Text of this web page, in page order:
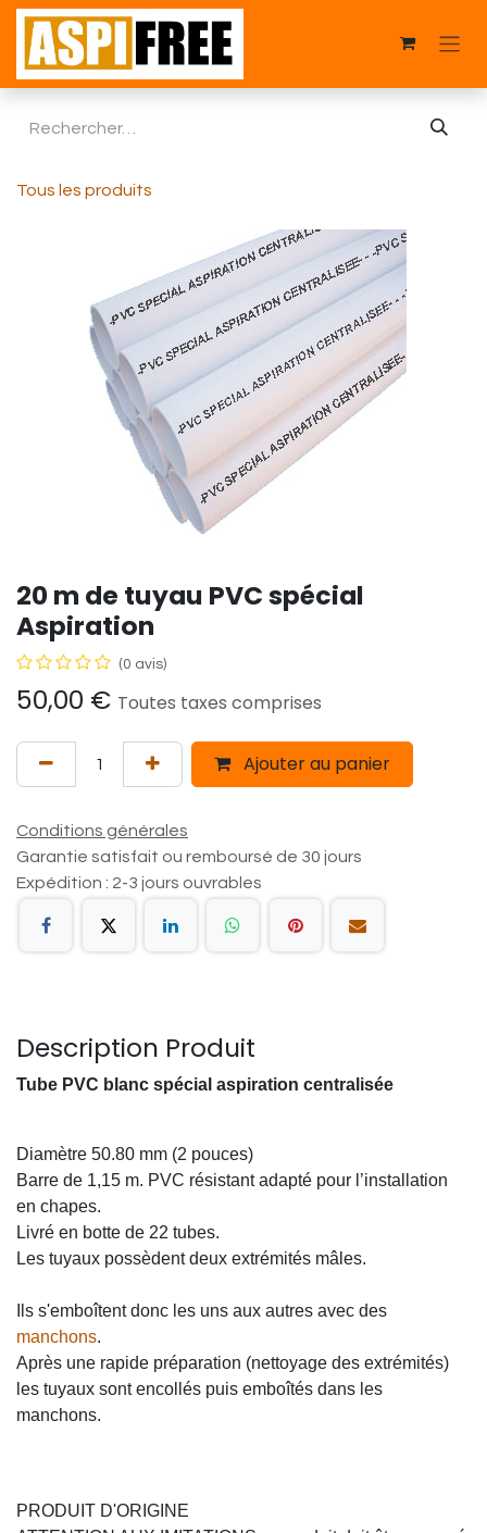
Se rendre au contenu
Tous les produits
20 m de tuyau PVC spécial
Aspiration
(0 avis)
50,00 € Toutes taxes comprises
Ajouter au panier
Conditions générales
Garantie satisfait ou remboursé de 30 jours
Expédition : 2-3 jours ouvrables
Description Produit
Tube PVC blanc spécial aspiration centralisée
Diamètre 50.80 mm (2 pouces)
Barre de 1,15 m. PVC résistant adapté pour l’installation
en chapes.
Livré en botte de 22 tubes.
Les tuyaux possèdent deux extrémités mâles.
Ils s'emboîtent donc les uns aux autres avec des
manchons.
Après une rapide préparation (nettoyage des extrémités)
les tuyaux sont encollés puis emboîtés dans les
manchons.
PRODUIT D'ORIGINE